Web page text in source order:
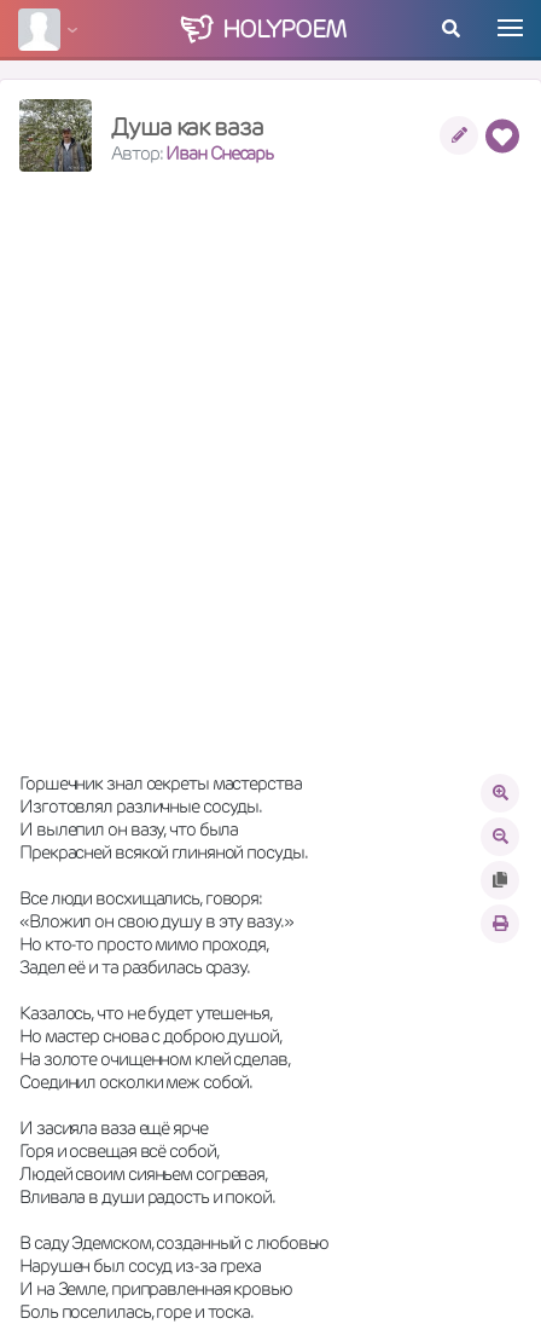
HOLYPOEM
Душа как ваза
Автор:Иван Снесарь
Горшечник знал секреты мастерства
Изготовлял различные сосуды.
И вылепил он вазу, что была
Прекрасней всякой глиняной посуды.
Все люди восхищались, говоря:
«Вложил он свою душу в эту вазу.»
Но кто-то просто мимо проходя,
Задел её и та разбилась сразу.
Казалось, что не будет утешенья,
Но мастер снова с доброю душой,
На золоте очищенном клей сделав,
Соединил осколки меж собой.
И засияла ваза ещё ярче
Горя и освещая всё собой,
Людей своим сияньем согревая,
Вливала в души радость и покой.
В саду Эдемском, созданный с любовью
Нарушен был сосуд из-за греха
И на Земле, приправленная кровью
Боль поселилась, горе и тоска.